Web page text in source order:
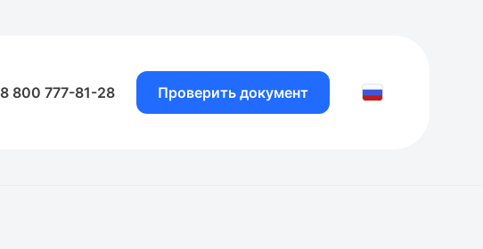
8 800 777-81-28 Проверить документ